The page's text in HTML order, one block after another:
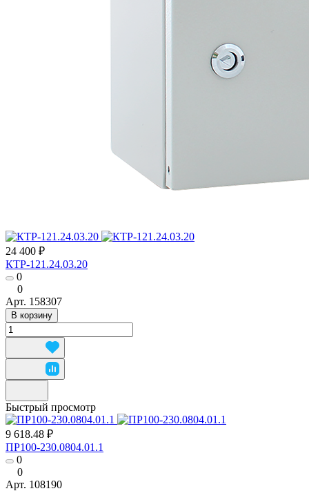
24 400 ₽
КТР-121.24.03.20
0
0
Арт. 158307
В корзину
Быстрый просмотр
9 618.48 ₽
ПР100-230.0804.01.1
0
0
Арт. 108190